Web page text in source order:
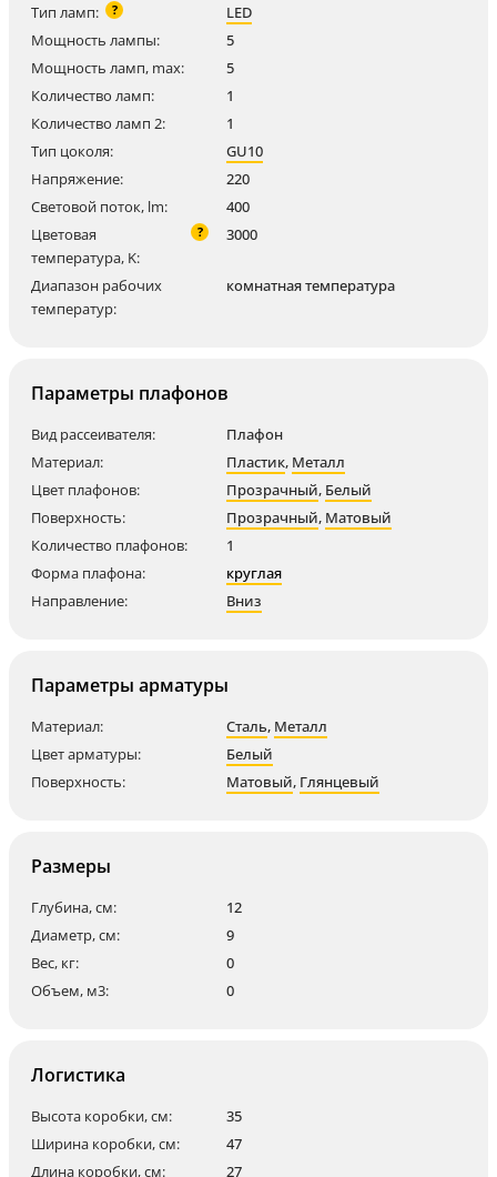
Тип ламп: ?
LED
Мощность лампы:
5
Мощность ламп, max:
5
Количество ламп:
1
Количество ламп 2:
1
Тип цоколя:
GU10
Напряжение:
220
Световой поток, lm:
400
Цветовая
температура, K:
? 3000
Диапазон рабочих
температур:
комнатная температура
Параметры плафонов
Вид рассеивателя:
Плафон
Материал:
Пластик, Металл
Цвет плафонов:
Прозрачный, Белый
Поверхность:
Прозрачный, Матовый
Количество плафонов:
1
Форма плафона:
круглая
Направление:
Вниз
Параметры арматуры
Материал: Сталь, Металл
Цвет арматуры:
Белый
Поверхность:
Матовый, Глянцевый
Размеры
Глубина, см:
12
Диаметр, см:
9
Вес, кг:
0
Объем, м3:
0
Логистика
Высота коробки, см:
35
Ширина коробки, см:
47
Длина коробки, см:
27